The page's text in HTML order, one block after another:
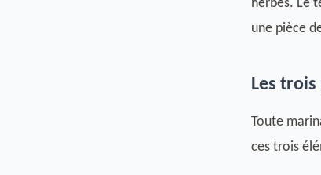
herbes. Le
une pièce
Les
Toute
ces trois